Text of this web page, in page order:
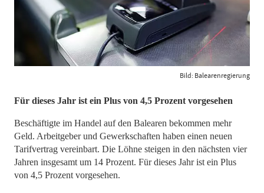
Bild: Balearenregierung
Für dieses Jahr ist ein Plus von 4,5 Prozent vorgesehen
Beschäftigte im Handel auf den Balearen bekommen mehr
Geld. Arbeitgeber und Gewerkschaften haben einen neuen
Tarifvertrag vereinbart. Die Löhne steigen in den nächsten vier
Jahren insgesamt um 14 Prozent. Für dieses Jahr ist ein Plus
von 4,5 Prozent vorgesehen.